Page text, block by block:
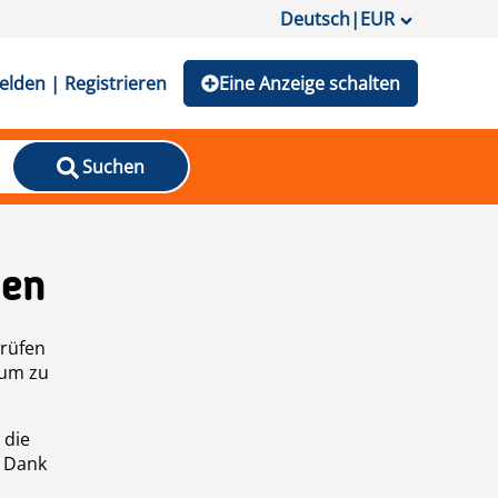
Deutsch|EUR
| Registrieren Eine Anzeige schalten
Suchen
zu
die